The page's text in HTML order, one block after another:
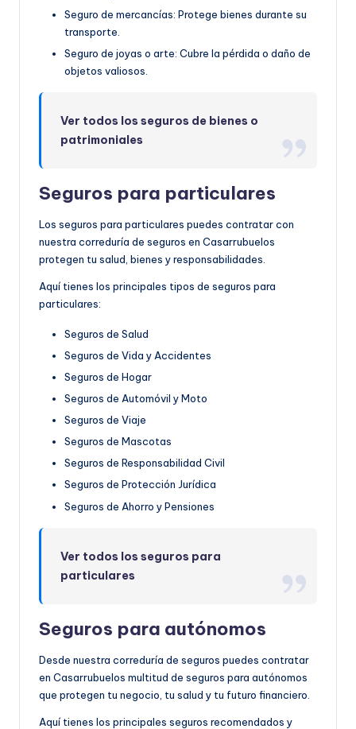
Seguro de mercancías: Protege bienes durante su
transporte.
Seguro de joyas o arte: Cubre la pérdida o daño de
objetos valiosos.
Ver todos los seguros de bienes o
patrimoniales
Seguros para particulares
Los seguros para particulares puedes contratar con
nuestra correduría de seguros en Casarrubuelos
protegen tu salud, bienes y responsabilidades.
Aquí tienes los principales tipos de seguros para
particulares:
Seguros de Salud
Seguros de Vida y Accidentes
Seguros de Hogar
Seguros de Automóvil y Moto
Seguros de Viaje
Seguros de Mascotas
Seguros de Responsabilidad Civil
Seguros de Protección Jurídica
Seguros de Ahorro y Pensiones
Ver todos los seguros para
particulares
Seguros para autónomos
Desde nuestra correduría de seguros puedes contratar
en Casarrubuelos multitud de seguros para autónomos
que protegen tu negocio, tu salud y tu futuro financiero.
Aquí tienes los principales seguros recomendados y